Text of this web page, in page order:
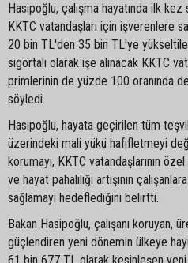
Hasipoğlu, çalışma hayatında ilk
KKTC vatandaşları için işverenlere
20 bin TL'den 35 bin TL'ye
sigortalı olarak işe alınacak KKTC
primlerinin de yüzde 100 oranında
söyledi.
Hasipoğlu, hayata geçirilen tüm
üzerindeki mali yükü hafifletmeyi
korumayı, KKTC vatandaşlarının
ve hayat pahalılığı artışının
sağlamayı hedeflediğini belirtti.
Bakan Hasipoğlu, çalışanı koruyan,
güçlendiren yeni dönemin ülkeye